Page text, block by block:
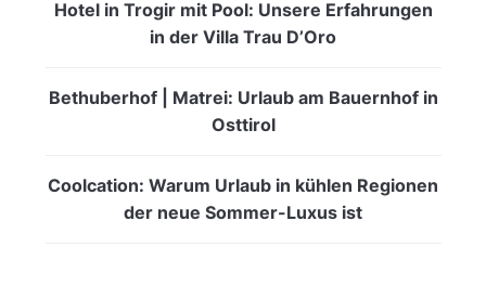
Hotel in Trogir mit Pool: Unsere Erfahrungen
in der Villa Trau D’Oro
Bethuberhof | Matrei: Urlaub am Bauernhof in
Osttirol
Coolcation: Warum Urlaub in kühlen Regionen
der neue Sommer-Luxus ist